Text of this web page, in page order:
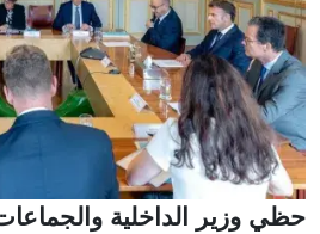
حظي وزير الداخلية